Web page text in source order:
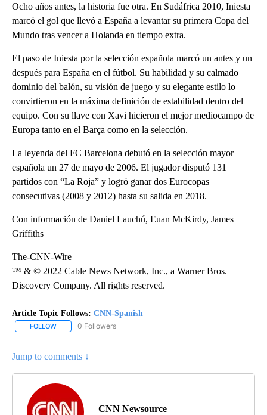
Ocho años antes, la historia fue otra. En Sudáfrica 2010, Iniesta
marcó el gol que llevó a España a levantar su primera Copa del
Mundo tras vencer a Holanda en tiempo extra.
El paso de Iniesta por la selección española marcó un antes y un
después para España en el fútbol. Su habilidad y su calmado
dominio del balón, su visión de juego y su elegante estilo lo
convirtieron en la máxima definición de estabilidad dentro del
equipo. Con su llave con Xavi hicieron el mejor mediocampo de
Europa tanto en el Barça como en la selección.
La leyenda del FC Barcelona debutó en la selección mayor
española un 27 de mayo de 2006. El jugador disputó 131
partidos con “La Roja” y logró ganar dos Eurocopas
consecutivas (2008 y 2012) hasta su salida en 2018.
Con información de Daniel Lauchú, Euan McKirdy, James
Griffiths
The-CNN-Wire
™ & © 2022 Cable News Network, Inc., a Warner Bros.
Discovery Company. All rights reserved.
Article Topic Follows: CNN-Spanish
FOLLOW FOLLOW "CNN-SPANISH" TO RECEIVE NOTIFICATIONS ABOUT
0 Followers
Jump to comments ↓
CNN Newsource